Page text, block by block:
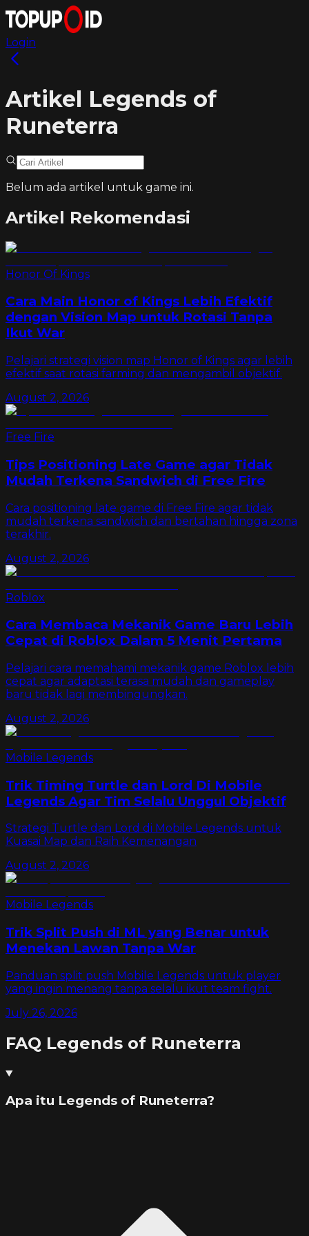
Login
Artikel Legends of
Runeterra
Belum ada artikel untuk game ini.
Artikel Rekomendasi
Honor Of Kings
Cara Main Honor of Kings Lebih Efektif
dengan Vision Map untuk Rotasi Tanpa
Ikut War
Pelajari strategi vision map Honor of Kings agar lebih
efektif saat rotasi farming dan mengambil objektif.
August 2, 2026
Free Fire
Tips Positioning Late Game agar Tidak
Mudah Terkena Sandwich di Free Fire
Cara positioning late game di Free Fire agar tidak
mudah terkena sandwich dan bertahan hingga zona
terakhir.
August 2, 2026
Roblox
Cara Membaca Mekanik Game Baru Lebih
Cepat di Roblox Dalam 5 Menit Pertama
Pelajari cara memahami mekanik game Roblox lebih
cepat agar adaptasi terasa mudah dan gameplay
baru tidak lagi membingungkan.
August 2, 2026
Mobile Legends
Trik Timing Turtle dan Lord Di Mobile
Legends Agar Tim Selalu Unggul Objektif
Strategi Turtle dan Lord di Mobile Legends untuk
Kuasai Map dan Raih Kemenangan
August 2, 2026
Mobile Legends
Trik Split Push di ML yang Benar untuk
Menekan Lawan Tanpa War
Panduan split push Mobile Legends untuk player
yang ingin menang tanpa selalu ikut team fight.
July 26, 2026
FAQ Legends of Runeterra
Apa itu Legends of Runeterra?